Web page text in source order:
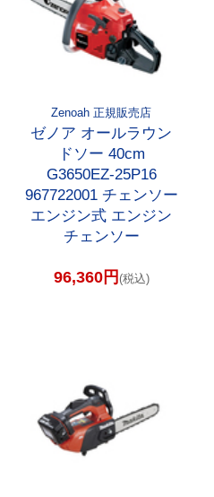
Zenoah 正規販売店
ゼノア オールラウン
ドソー 40cm
G3650EZ-25P16
967722001 チェンソー
エンジン式 エンジン
チェンソー
96,360円 (税込)